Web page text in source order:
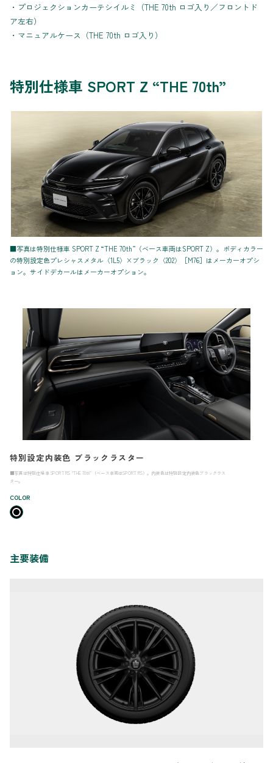
・プロジェクションカーテシイルミ（THE 70th ロゴ入り／フロントド
ア左右）
・マニュアルケース（THE 70th ロゴ入り）
特別仕様車 SPORT Z “THE 70th”
■写真は特別仕様車 SPORT Z “THE 70th”（ベース車両はSPORT Z）。ボディカラー
の特別設定色プレシャスメタル〈1L5〉×ブラック〈202〉［M76］はメーカーオプシ
ョン。サイドデカールはメーカーオプション。
特別設定内装色 ブラックラスター
■写真は特別仕様車 SPORT RS “THE 70th”（ベース車両はSPORT RS）。内装色は特別設定内装色ブラックラス
ター。
COLOR
主要装備